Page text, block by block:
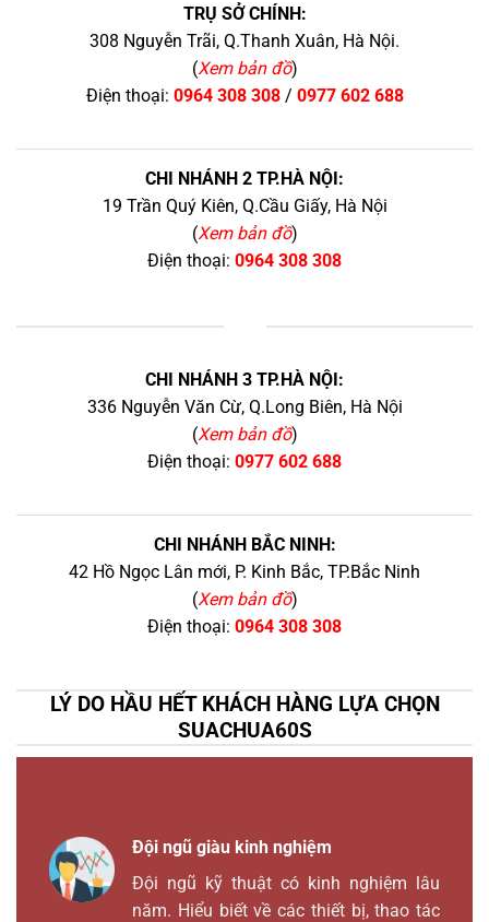
TRỤ SỞ CHÍNH:
308 Nguyễn Trãi, Q.Thanh Xuân, Hà Nội.
(Xem bản đồ)
Điện thoại: 0964 308 308/ 0977 602 688
CHI NHÁNH 2 TP.HÀ NỘI:
19 Trần Quý Kiên, Q.Cầu Giấy, Hà Nội
(Xem bản đồ)
Điện thoại: 0964 308 308
CHI NHÁNH 3 TP.HÀ NỘI:
336 Nguyễn Văn Cừ, Q.Long Biên, Hà Nội
(Xem bản đồ)
Điện thoại: 0977 602 688
CHI NHÁNH BẮC NINH:
42 Hồ Ngọc Lân mới, P. Kinh Bắc, TP.Bắc Ninh
(Xem bản đồ)
Điện thoại: 0964 308 308
LÝ DO HẦU HẾT KHÁCH HÀNG LỰA CHỌN
SUACHUA60S
Đội ngũ giàu kinh nghiệm
Đội ngũ kỹ thuật có kinh nghiệm lâu
năm. Hiểu biết về các thiết bị, thao tác